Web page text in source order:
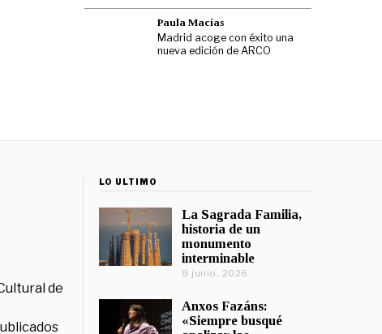
Paula Macías
Madrid acoge con éxito una
nueva edición de ARCO
de
LO ÚLTIMO
La Sagrada Familia,
historia de un
monumento
interminable
8 junio, 2026
Anxos Fazáns:
«Siempre busqué